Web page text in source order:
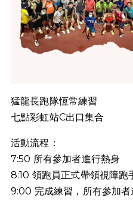
猛龍長跑隊恆常練習
七點彩虹站C出口集合
活動流程：
7:50 所有參加者進行熱身
8:10 領跑員正式帶領視障跑
9:00 完成練習，所有參加